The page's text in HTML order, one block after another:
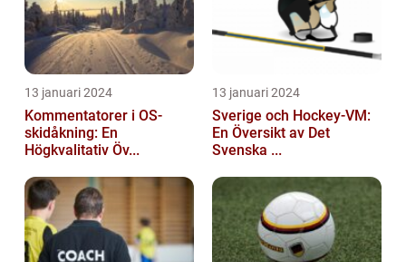
13 januari 2024
Kommentatorer i OS-
skidåkning: En
Högkvalitativ Öv...
13 januari 2024
Sverige och Hockey-VM:
En Översikt av Det
Svenska ...